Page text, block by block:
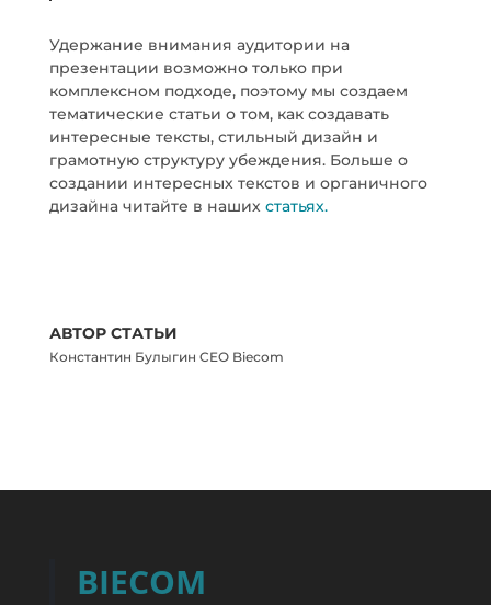
Удержание внимания аудитории на
презентации возможно только при
комплексном подходе, поэтому мы создаем
тематические статьи о том, как создавать
интересные тексты, стильный дизайн и
грамотную структуру убеждения. Больше о
создании интересных текстов и органичного
дизайна читайте в наших статьях.
АВТОР СТАТЬИ
Константин Булыгин CEO Biecom
BIECOM